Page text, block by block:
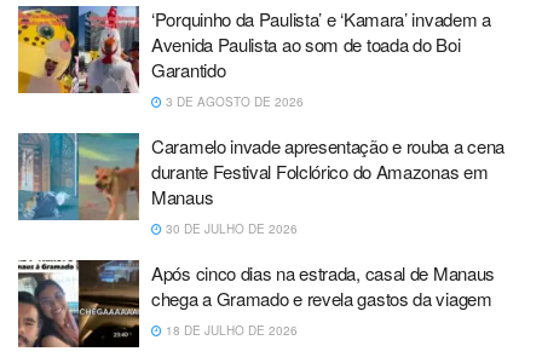
‘Porquinho da Paulista’ e ‘Kamara’ invadem a
Avenida Paulista ao som de toada do Boi
Garantido
3 DE AGOSTO DE 2026
Caramelo invade apresentação e rouba a cena
durante Festival Folclórico do Amazonas em
Manaus
30 DE JULHO DE 2026
Após cinco dias na estrada, casal de Manaus
chega a Gramado e revela gastos da viagem
18 DE JULHO DE 2026